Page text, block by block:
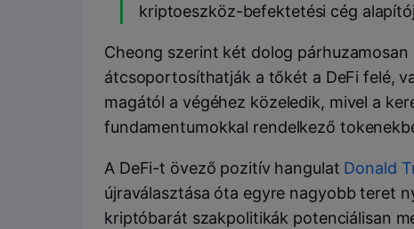
kriptoeszköz-befektetési cég
Cheong szerint két dolog
átcsoportosíthatják a tőkét a DeFi felé,
magától a végéhez közeledik, mivel a
fundamentumokkal rendelkező
A DeFi-t övező pozitív hangulat Donald
újraválasztása óta egyre nagyobb teret
kriptóbarát szakpolitikák potenciálisan